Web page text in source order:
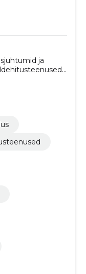
ja
remonttööd,
ehitusfirma,